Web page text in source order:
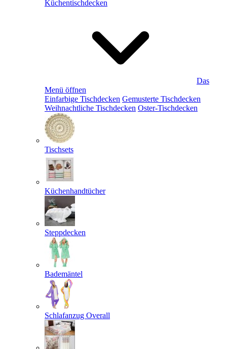
Küchentischdecken
Das
Menü öffnen
Einfarbige Tischdecken Gemusterte Tischdecken
Weihnachtliche Tischdecken Oster-Tischdecken
Tischsets
Küchenhandtücher
Steppdecken
Bademäntel
Schlafanzug Overall